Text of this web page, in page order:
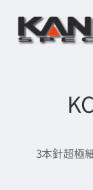
3本針超極